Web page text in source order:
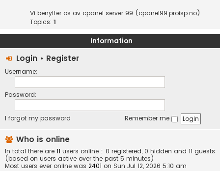
Vi benytter os av cpanel server 99 (cpanel99.proisp.no)
Topics: 1
Information
Login • Register
Username:
Password:
I forgot my password Remember me
Who is online
In total there are 11 users online :: 0 registered, 0 hidden and 11 guests
(based on users active over the past 5 minutes)
Most users ever online was 2401 on Sun Jul 12, 2026 5:10 am